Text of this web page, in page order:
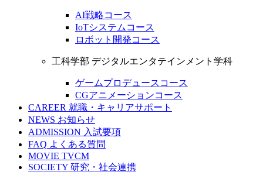
AI戦略コース
IoTシステムコース
ロボット開発コース
工科学部 デジタルエンタテインメント学科
ゲームプロデュースコース
CGアニメーションコース
CAREER 就職・キャリアサポート
NEWS お知らせ
ADMISSION 入試要項
FAQ よくある質問
MOVIE TVCM
SOCIETY 研究・社会連携